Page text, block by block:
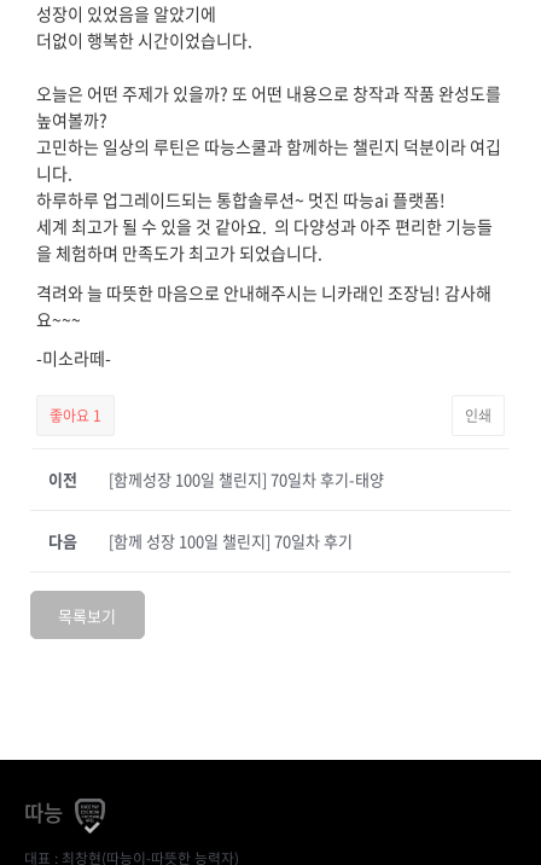
성장이 있었음을 알았기에
더없이 행복한 시간이었습니다.
오늘은 어떤 주제가 있을까? 또 어떤 내용으로 창작과 작품 완성도를
높여볼까?
고민하는 일상의 루틴은 따능스쿨과 함께하는 챌린지 덕분이라 여깁
니다.
하루하루 업그레이드되는 통합솔루션~ 멋진 따능ai 플랫폼!
세계 최고가 될 수 있을 것 같아요. 의 다양성과 아주 편리한 기능들
을 체험하며 만족도가 최고가 되었습니다.
격려와 늘 따뜻한 마음으로 안내해주시는 니카래인 조장님! 감사해
요~~~
-미소라떼-
좋아요 1 인쇄
이전 [함께성장 100일 챌린지] 70일차 후기-태양
[함께 성장 100일 챌린지] 70일차 후기
다음
목록보기
따능
대표 : 최창현(따능이-따뜻한 능력자)